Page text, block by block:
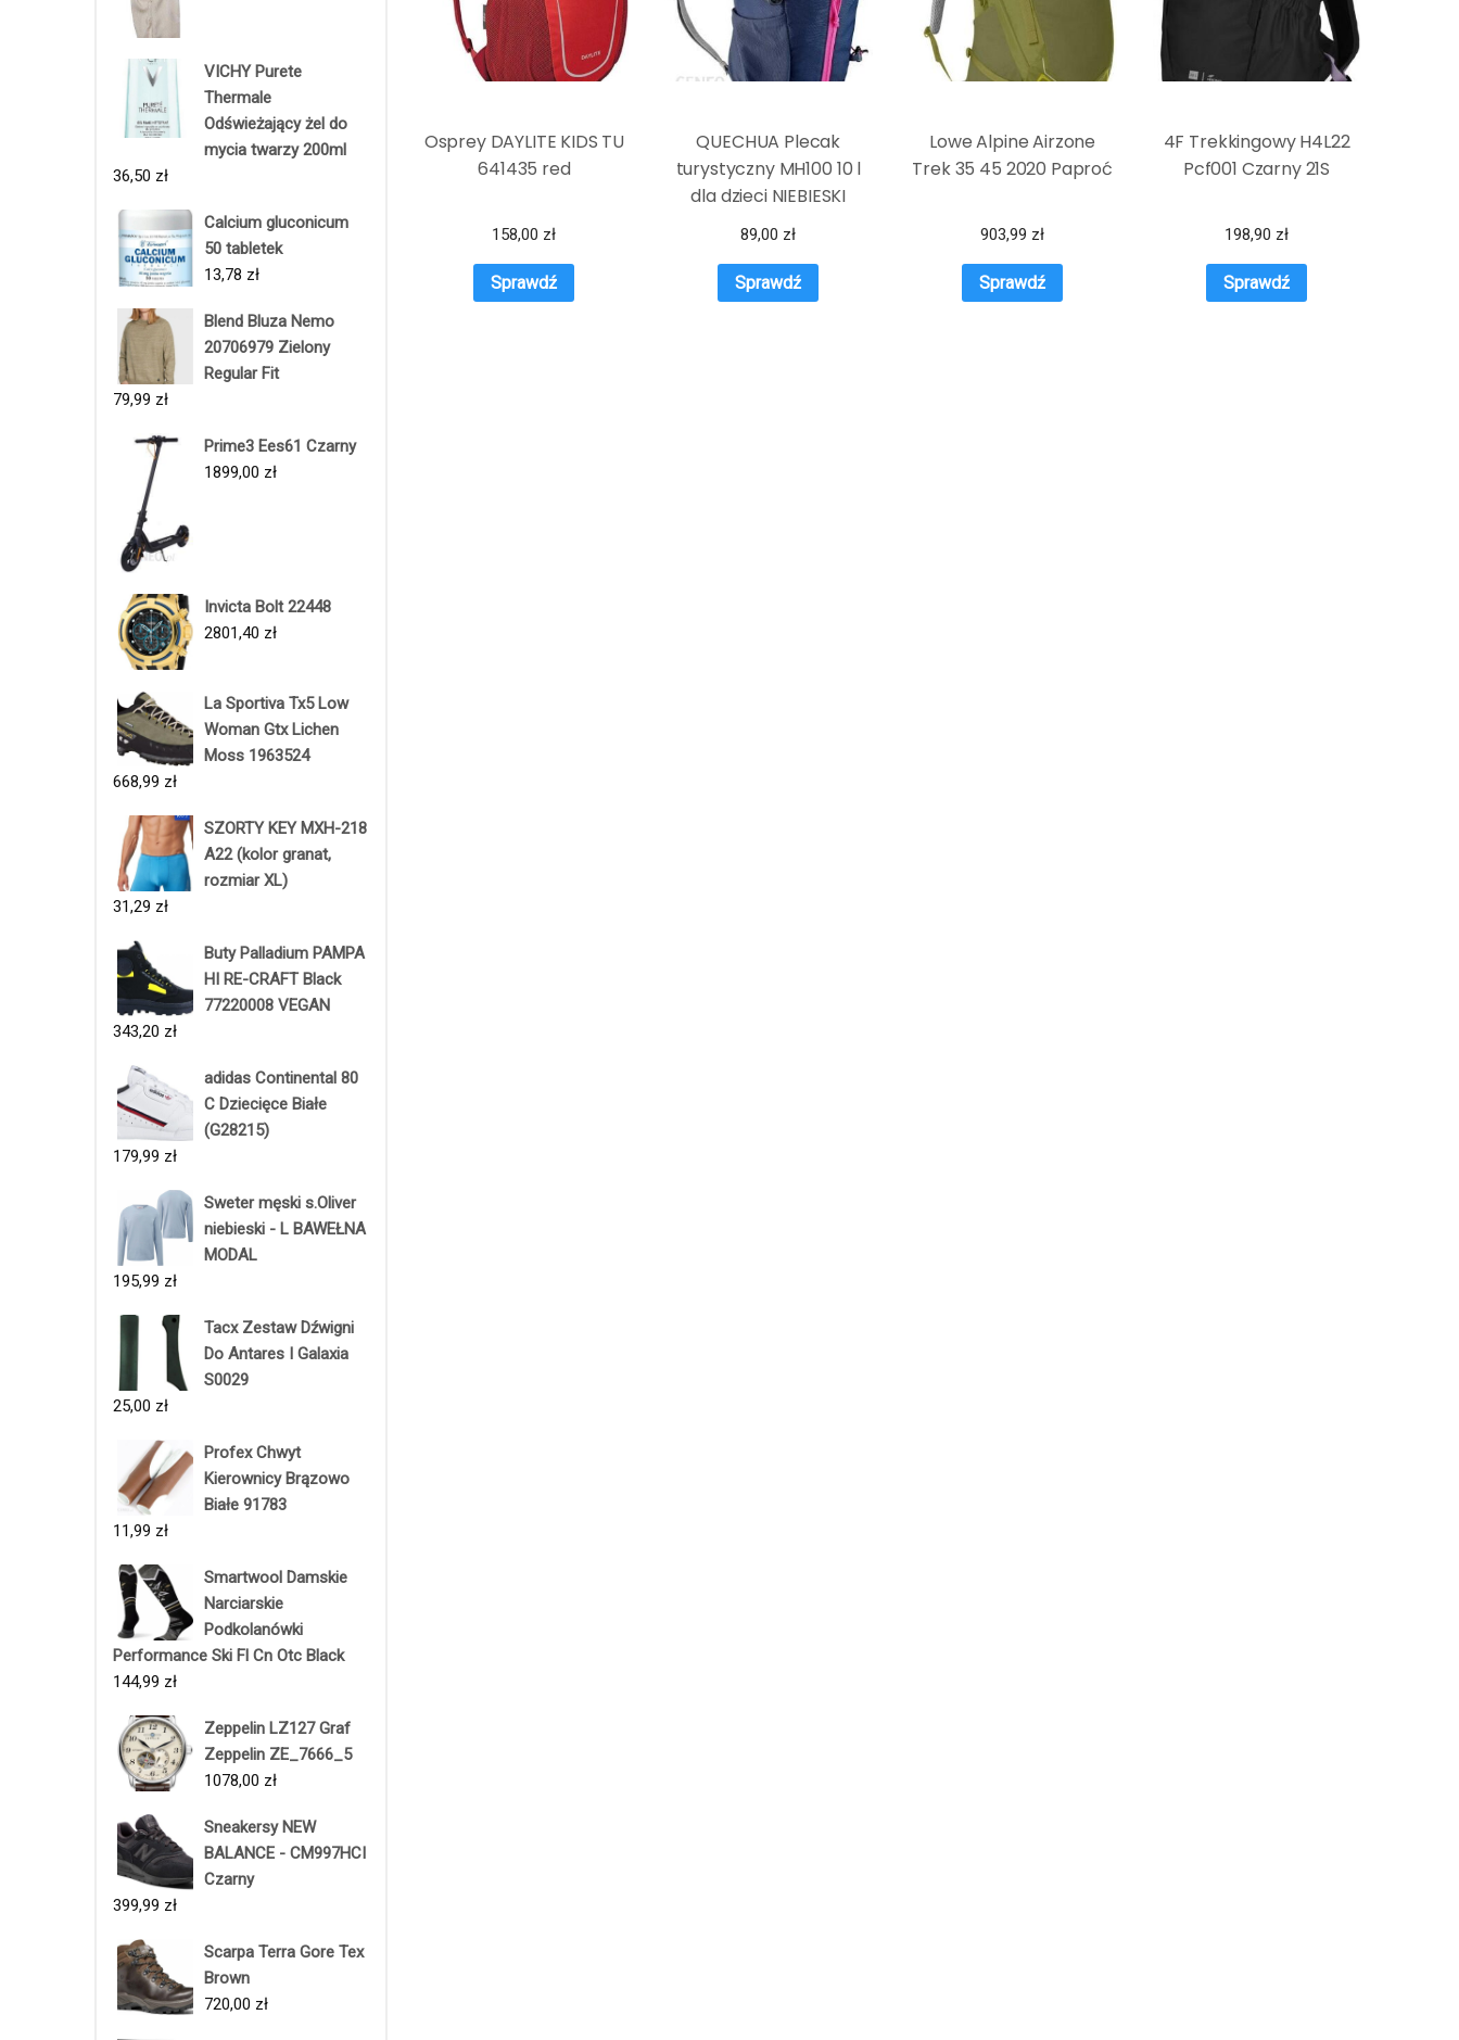
VICHY Purete
Thermale
Odświeżający żel do
mycia twarzy 200ml
36,50 zł
Calcium gluconicum
50 tabletek
13,78 zł
Blend Bluza Nemo
20706979 Zielony
Regular Fit
79,99 zł
Prime3 Ees61 Czarny
1899,00 zł
Invicta Bolt 22448
2801,40 zł
La Sportiva Tx5 Low
Woman Gtx Lichen
Moss 1963524
668,99 zł
SZORTY KEY MXH-218
A22 (kolor granat,
rozmiar XL)
31,29 zł
Buty Palladium PAMPA
HI RE-CRAFT Black
77220008 VEGAN
343,20 zł
adidas Continental 80
C Dziecięce Białe
(G28215)
179,99 zł
Sweter męski s.Oliver
niebieski - L BAWEŁNA
MODAL
195,99 zł
Tacx Zestaw Dźwigni
Do Antares I Galaxia
S0029
25,00 zł
Profex Chwyt
Kierownicy Brązowo
Białe 91783
11,99 zł
Smartwool Damskie
Narciarskie
Podkolanówki
Performance Ski Fl Cn Otc Black
144,99 zł
Zeppelin LZ127 Graf
Zeppelin ZE_7666_5
1078,00 zł
Sneakersy NEW
BALANCE - CM997HCI
Czarny
399,99 zł
Scarpa Terra Gore Tex
Brown
720,00 zł
Osprey DAYLITE KIDS TU
641435 red
158,00 zł
Sprawdź
QUECHUA Plecak
turystyczny MH100 10 l
dla dzieci NIEBIESKI
89,00 zł
Sprawdź
Lowe Alpine Airzone
Trek 35 45 2020 Paproć
903,99 zł
Sprawdź
4F Trekkingowy H4L22
Pcf001 Czarny 21S
198,90 zł
Sprawdź